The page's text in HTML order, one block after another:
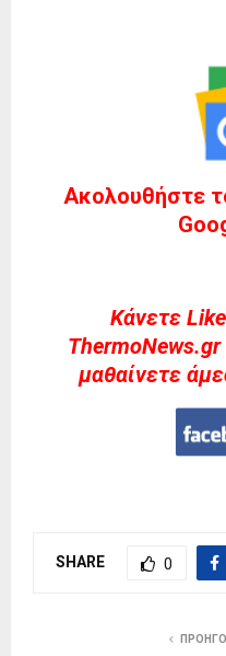
Ακολουθήστε
Kάνετε
ThermoNews.gr
μαθαίνετε
SHARE 0